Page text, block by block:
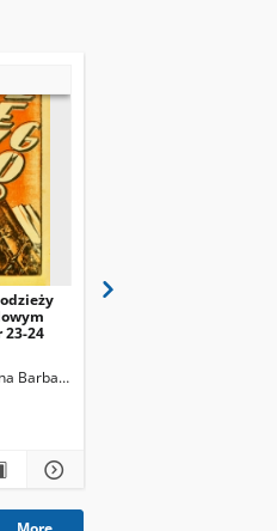
23-24
Barbara (1920-1945). Redaktor